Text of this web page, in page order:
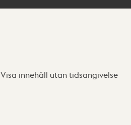
Visa innehåll utan tidsangivelse